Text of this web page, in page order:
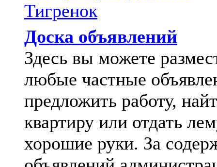
Тигренок
Доска объявлений
Здесь вы можете
любые частные
предложить работу,
квартиру или отдать
хорошие руки. За